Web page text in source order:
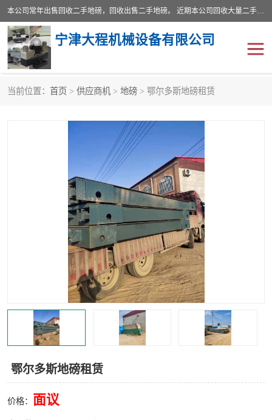
本公司常年出售回收二手地磅，回收出售二手地磅。 近期本公司回收大量二手地磅，型号齐全，宽度从2米到3.5米，长度5米到25米，承重吨位从10到200吨，成色7—9成新。 ? 使用年限6个月至2年，产品来源于个人闲置品，工矿企业停用品，因小换大而来。 精准度和新的一样， 二手地磅是内行人的选择，打个电话就省钱朋友您好等什么
宁津大程机械设备有限公司
当前位置： 首页 > 供应商机 > 地磅 > 鄂尔多斯地磅租赁
鄂尔多斯地磅租赁
价格： 面议
食品烘干机
装载机电子秤 输送机
半自动输送机 全自动输送机
食品螺旋塔
木材撕碎机
塑料撕碎机